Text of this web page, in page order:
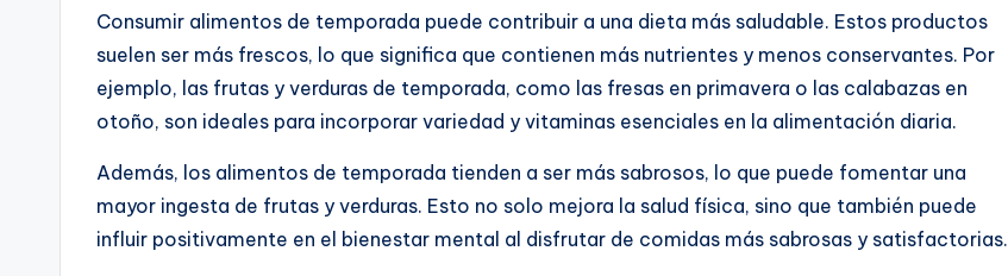
Consumir alimentos de temporada puede contribuir a una dieta más saludable. Estos productos
suelen ser más frescos, lo que significa que contienen más nutrientes y menos conservantes. Por
ejemplo, las frutas y verduras de temporada, como las fresas en primavera o las calabazas en
otoño, son ideales para incorporar variedad y vitaminas esenciales en la alimentación diaria.
Además, los alimentos de temporada tienden a ser más sabrosos, lo que puede fomentar una
mayor ingesta de frutas y verduras. Esto no solo mejora la salud física, sino que también puede
influir positivamente en el bienestar mental al disfrutar de comidas más sabrosas y satisfactorias.